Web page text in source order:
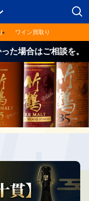
ワイン買取り
はご相談を。